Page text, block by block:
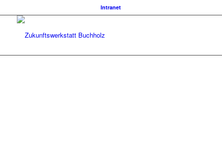
Intranet